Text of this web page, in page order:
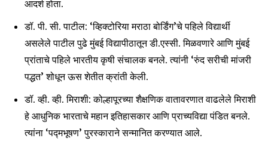
Join our community of
SUBSCRIBERS and be part of the
conversation.
To subscribe, simply enter your email address on our website
or click the subscribe button below. Don't worry, we respect
your privacy and won't spam your inbox. Your information is
safe with us.
आदर्श होता.
डॉ. पी. सी. पाटील: ‘व्हिक्टोरिया मराठा बोर्डिंग’चे पहिले विद्यार्थी
असलेले पाटील पुढे मुंबई विद्यापीठातून डी.एस्सी. मिळवणारे आणि मुंबई
प्रांताचे पहिले भारतीय कृषी संचालक बनले. त्यांनी ‘रुंद सरीची मांजरी
पद्धत’ शोधून ऊस शेतीत क्रांती केली.
डॉ. व्ही. व्ही. मिराशी: कोल्हापूरच्या शैक्षणिक वातावरणात वाढलेले मिराशी
हे आधुनिक भारताचे महान इतिहासकार आणि प्राच्यविद्या पंडित बनले.
त्यांना ‘पद्मभूषण’ पुरस्काराने सन्मानित करण्यात आले.